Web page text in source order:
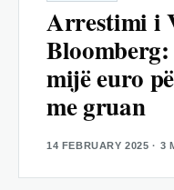
Arrestimi i
Bloomberg:
mijë euro
me gruan
14 FEBRUARY 2025 · 3